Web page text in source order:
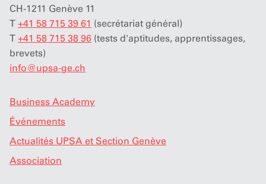
CH-1211 Genève 11
T +41 58 715 39 61 (secrétariat général)
T +41 58 715 38 96 (tests d'aptitudes, apprentissages,
brevets)
info@upsa-ge.ch
Business Academy
Événements
Actualités UPSA et Section Genève
Association